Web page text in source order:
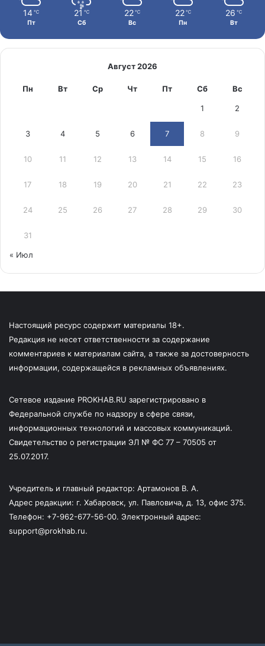
14 ℃
Пт
21 ℃
Сб
22 ℃
Вс
22 ℃
Пн
26 ℃
Вт
Август 2026
Пн Вт Ср Чт Пт Сб Вс
1 2
3 4 5 6 7 8 9
10 11 12 13 14 15 16
17 18 19 20 21 22 23
24 25 26 27 28 29 30
31
« Июл
Настоящий ресурс содержит материалы 18+.
Редакция не несет ответственности за содержание
комментариев к материалам сайта, а также за достоверность
информации, содержащейся в рекламных объявлениях.
Сетевое издание PROKHAB.RU зарегистрировано в
Федеральной службе по надзору в сфере связи,
информационных технологий и массовых коммуникаций.
Свидетельство о регистрации ЭЛ № ФС 77 – 70505 от
25.07.2017.
Учредитель и главный редактор: Артамонов В. А.
Адрес редакции: г. Хабаровск, ул. Павловича, д. 13, офис 375.
Телефон: +7-962-677-56-00. Электронный адрес:
support@prokhab.ru.